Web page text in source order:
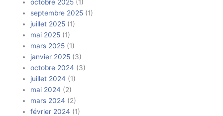
octobre 2025 (1)
septembre 2025 (1)
juillet 2025 (1)
mai 2025 (1)
mars 2025 (1)
janvier 2025 (3)
octobre 2024 (3)
juillet 2024 (1)
mai 2024 (2)
mars 2024 (2)
février 2024 (1)